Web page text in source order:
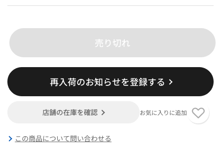
売り切れ
再入荷のお知らせを登録する
店舗の在庫を確認 お気に入りに追加
この商品について問い合わせる